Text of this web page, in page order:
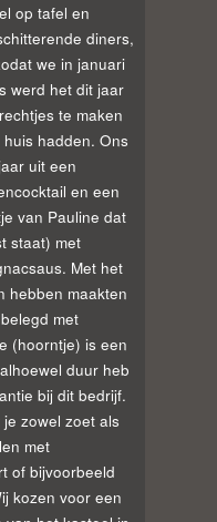
op tafel en
diners,
we in januari
werd het dit jaar
te maken
hadden. Ons
uit een
en een
van Pauline dat
staat) met
Met het
hebben maakten
met
(hoorntje) is een
duur heb
bij dit bedrijf.
zowel zoet als
met
of bijvoorbeeld
kozen voor een